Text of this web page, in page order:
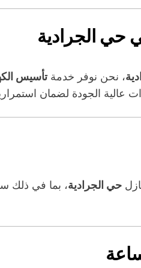
حي الجرادية
، نحن نوفر خدمةتأسيس
الجودة لضمان
حي الجرادية، بما في ذلك